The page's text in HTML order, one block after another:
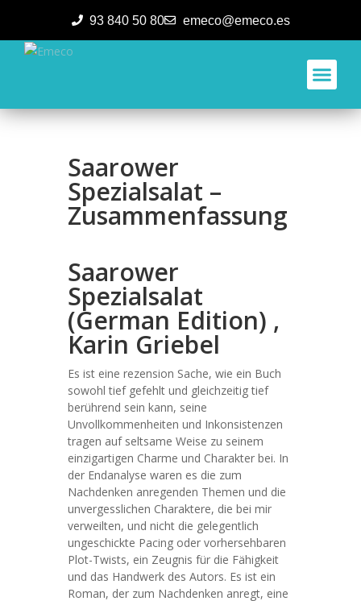
93 840 50 80 emeco@emeco.es
Saarower
Spezialsalat –
Zusammenfassung
Saarower
Spezialsalat
(German Edition) ,
Karin Griebel
Es ist eine rezension Sache, wie ein Buch
sowohl tief gefehlt und gleichzeitig tief
berührend sein kann, seine
Unvollkommenheiten und Inkonsistenzen
tragen auf seltsame Weise zu seinem
einzigartigen Charme und Charakter bei. In
der Endanalyse waren es die zum
Nachdenken anregenden Themen und die
unvergesslichen Charaktere, die bei mir
verweilten, und nicht die gelegentlich
ungeschickte Pacing oder vorhersehbaren
Plot-Twists, ein Zeugnis für die Fähigkeit
und das Handwerk des Autors. Es ist ein
Roman, der zum Nachdenken anregt, eine